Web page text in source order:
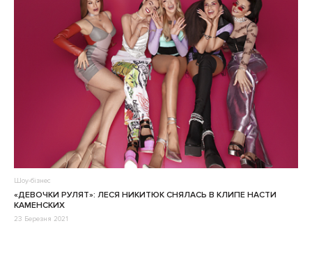
Шоу-бізнес
«ДЕВОЧКИ РУЛЯТ»: ЛЕСЯ НИКИТЮК СНЯЛАСЬ В КЛИПЕ НАСТИ
КАМЕНСКИХ
23 Березня 2021